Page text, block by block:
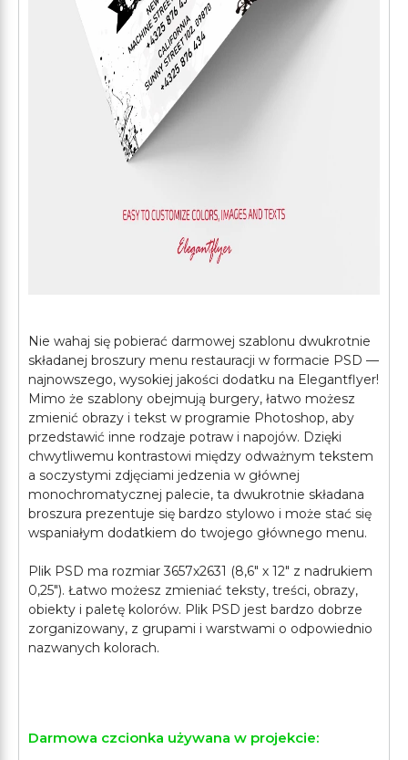
Nie wahaj się pobierać darmowej szablonu dwukrotnie
składanej broszury menu restauracji w formacie PSD —
najnowszego, wysokiej jakości dodatku na Elegantflyer!
Mimo że szablony obejmują burgery, łatwo możesz
zmienić obrazy i tekst w programie Photoshop, aby
przedstawić inne rodzaje potraw i napojów. Dzięki
chwytliwemu kontrastowi między odważnym tekstem
a soczystymi zdjęciami jedzenia w głównej
monochromatycznej palecie, ta dwukrotnie składana
broszura prezentuje się bardzo stylowo i może stać się
wspaniałym dodatkiem do twojego głównego menu.
Plik PSD ma rozmiar 3657х2631 (8,6″ х 12″ z nadrukiem
0,25″). Łatwo możesz zmieniać teksty, treści, obrazy,
obiekty i paletę kolorów. Plik PSD jest bardzo dobrze
zorganizowany, z grupami i warstwami o odpowiednio
nazwanych kolorach.
Darmowa czcionka używana w projekcie: